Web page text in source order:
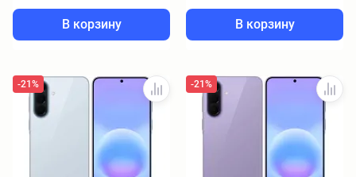
В корзину В корзину
-21% -21%